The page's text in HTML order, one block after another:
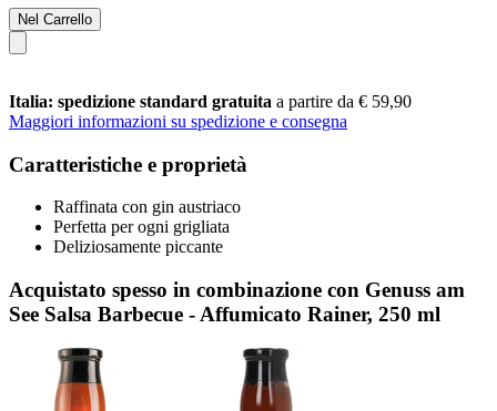
Nel Carrello
Italia: spedizione standard gratuita a partire da € 59,90
Maggiori informazioni su spedizione e consegna
Caratteristiche e proprietà
Raffinata con gin austriaco
Perfetta per ogni grigliata
Deliziosamente piccante
Acquistato spesso in combinazione con Genuss am
See Salsa Barbecue -​ Affumicato Rainer, 250 ml